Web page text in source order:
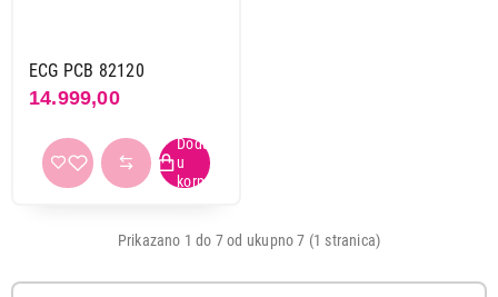
ECG PCB 82120
14.999,00
Prikazano 1 do 7 od ukupno 7 (1 stranica)
PEKARE